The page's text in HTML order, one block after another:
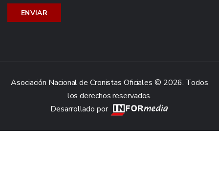
Asociación Nacional de Cronistas Oficiales © 2026. Todos
los derechos reservados.
Desarrollado por